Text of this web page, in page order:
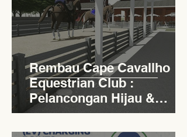
Rembau Cape Cavallho
Equestrian Club :
Pelancongan Hijau &
Sukan Bertaraf
Antarabangsa